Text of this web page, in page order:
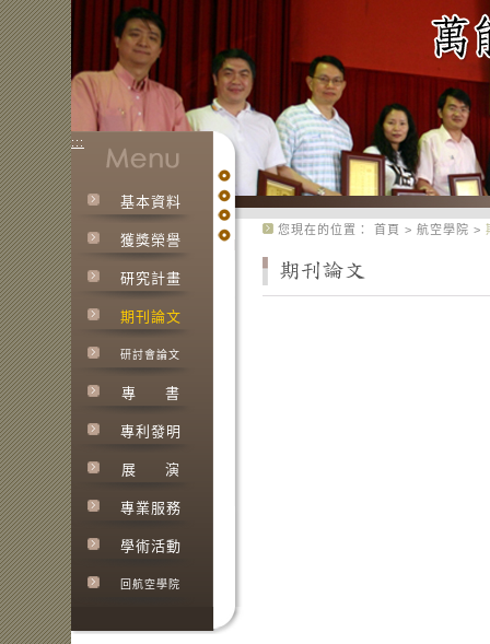
:::
基本資料
獲獎榮譽
研究計畫
期刊論文
研討會論文
專 書
專利發明
展 演
專業服務
學術活動
回航空學院
您現在的位置： 首頁 > 航空學院 >